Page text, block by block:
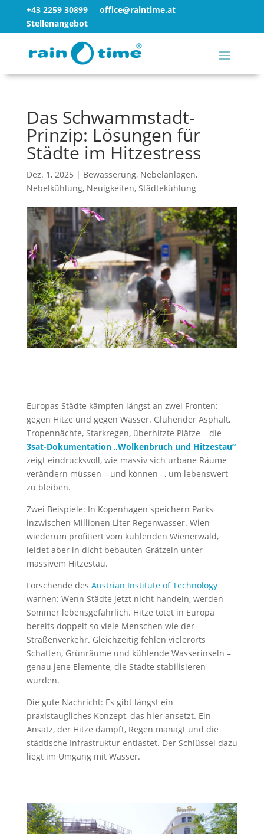
+43 2259 30899
office@raintime.at
Stellenangebot
Das Schwammstadt-
Prinzip: Lösungen für
Städte im Hitzestress
Dez. 1, 2025 | Bewässerung, Nebelanlagen,
Nebelkühlung, Neuigkeiten, Städtekühlung
Europas Städte kämpfen längst an zwei Fronten:
gegen Hitze und gegen Wasser. Glühender Asphalt,
Tropennächte, Starkregen, überhitzte Plätze – die
3sat-Dokumentation „Wolkenbruch und Hitzestau“
zeigt eindrucksvoll, wie massiv sich urbane Räume
verändern müssen – und können –, um lebenswert
zu bleiben.
Zwei Beispiele: In Kopenhagen speichern Parks
inzwischen Millionen Liter Regenwasser. Wien
wiederum profitiert vom kühlenden Wienerwald,
leidet aber in dicht bebauten Grätzeln unter
massivem Hitzestau.
Forschende des Austrian Institute of Technology
warnen: Wenn Städte jetzt nicht handeln, werden
Sommer lebensgefährlich. Hitze tötet in Europa
bereits doppelt so viele Menschen wie der
Straßenverkehr. Gleichzeitig fehlen vielerorts
Schatten, Grünräume und kühlende Wasserinseln –
genau jene Elemente, die Städte stabilisieren
würden.
Die gute Nachricht: Es gibt längst ein
praxistaugliches Konzept, das hier ansetzt. Ein
Ansatz, der Hitze dämpft, Regen managt und die
städtische Infrastruktur entlastet. Der Schlüssel dazu
liegt im Umgang mit Wasser.